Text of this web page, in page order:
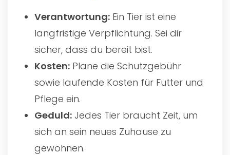
Verantwortung: Ein Tier ist eine
langfristige Verpflichtung. Sei dir
sicher, dass du bereit bist.
Kosten: Plane die Schutzgebühr
sowie laufende Kosten für Futter und
Pflege ein.
Geduld: Jedes Tier braucht Zeit, um
sich an sein neues Zuhause zu
gewöhnen.